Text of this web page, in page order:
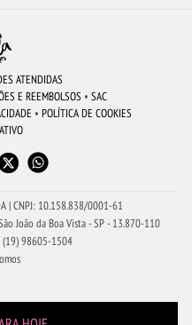
UBERLÂNDIA
SANTO ANDRÉ
SANTOS ROSAS AMARELAS
OSASCO
PRETO
ATENDIDAS
E REEMBOLSOS • SAC
• POLÍTICA DE COOKIES
| CNPJ: 10.158.838/0001-61
João da Boa Vista - SP - 13.870-110
(19) 98605-1504